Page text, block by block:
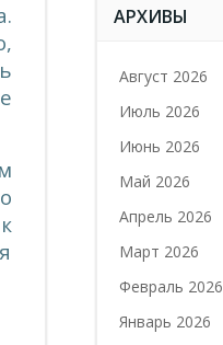
АРХИВЫ
Август 2026
Июль 2026
Июнь 2026
Май 2026
Апрель 2026
Март 2026
Февраль 2026
Январь 2026